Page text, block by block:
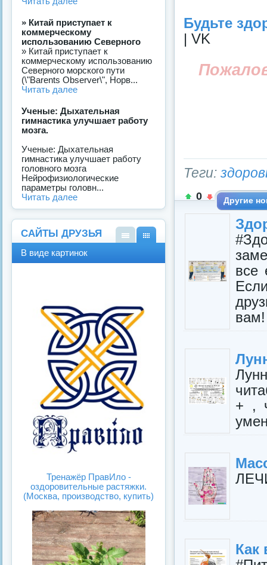
Будьте
| VK
Теги:
0 Другие
все
+ ,
Как
» Китай приступает к
коммерческому
использованию Северного
» Китай приступает к
коммерческому использованию
Северного морского пути
(\"Barents Observer\", Норв...
Читать далее
Ученые: Дыхательная
гимнастика улучшает работу
мозга.
Ученые: Дыхательная
гимнастика улучшает работу
головного мозга
Нейрофизиологические
параметры головн...
Читать далее
САЙТЫ ДРУЗЬЯ
В виде картинок
Тренажёр ПравИло -
оздоровительные растяжки.
(Москва, производство, купить)